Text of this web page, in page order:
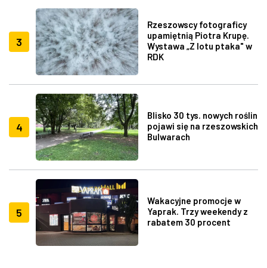
3
Rzeszowscy fotograficy
upamiętnią Piotra Krupę.
Wystawa „Z lotu ptaka" w
RDK
4
Blisko 30 tys. nowych roślin
pojawi się na rzeszowskich
Bulwarach
5
Wakacyjne promocje w
Yaprak. Trzy weekendy z
rabatem 30 procent